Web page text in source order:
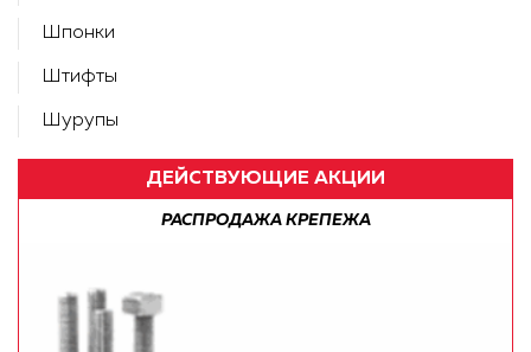
Шпонки
Штифты
Шурупы
ДЕЙСТВУЮЩИЕ АКЦИИ
РАСПРОДАЖА КРЕПЕЖА